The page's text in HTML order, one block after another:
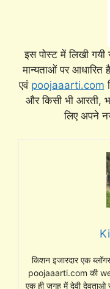
इस पोस्ट में लिखी गयी
मान्यताओं पर
एवं poojaaarti.com
और किसी भी आरती,
लिए अपने
किशन इजारदार एक
poojaaarti.com की
एक ही जगह में देवी देवताओ